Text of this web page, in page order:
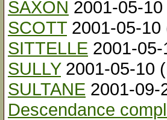
SAXON 2001-05-
SCOTT 2001-05-
SITTELLE 2001-
SULLY2001-05-10
SULTANE 2001-09-
Descendance